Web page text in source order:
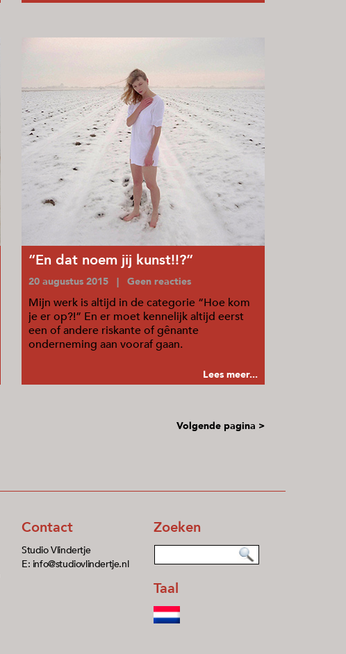
“En dat noem jij kunst!!?”
20 augustus 2015 | Geen reacties
Mijn werk is altijd in de categorie “Hoe kom
je er op?!” En er moet kennelijk altijd eerst
een of andere riskante of gênante
onderneming aan vooraf gaan.
Lees meer...
Volgende pagina >
Contact
Studio Vlindertje
E: info@studiovlindertje.nl
Zoeken
Taal